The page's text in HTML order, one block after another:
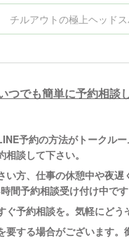
チルアウトの極上ヘッド
つでも簡単に予約相談
予約の方法がトークルー
談して下さい。
い方、仕事の休憩中や夜遅
間予約相談受け付け中です
予約相談を。 気軽にどう
要する場合がございます。